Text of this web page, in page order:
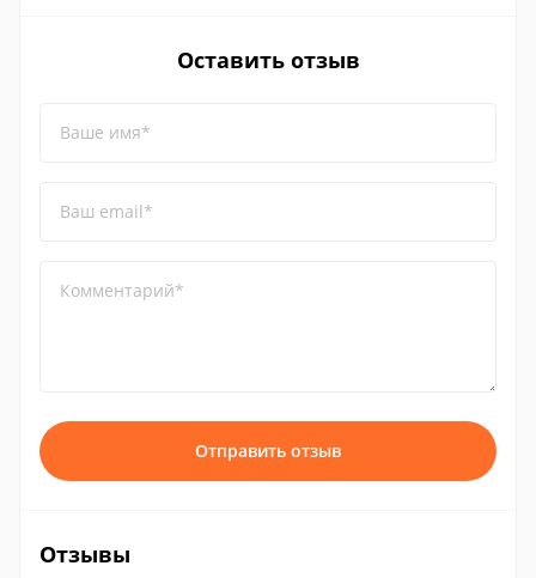
Оставить отзыв
Ваше имя*
Ваш email*
Комментарий*
Отправить отзыв
Отзывы